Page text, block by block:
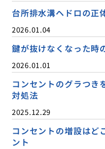
台所排水溝ヘドロの正
2026.01.04
鍵が抜けなくなった時
2026.01.01
コンセントのグラつき
対処法
2025.12.29
コンセントの増設はど
ント